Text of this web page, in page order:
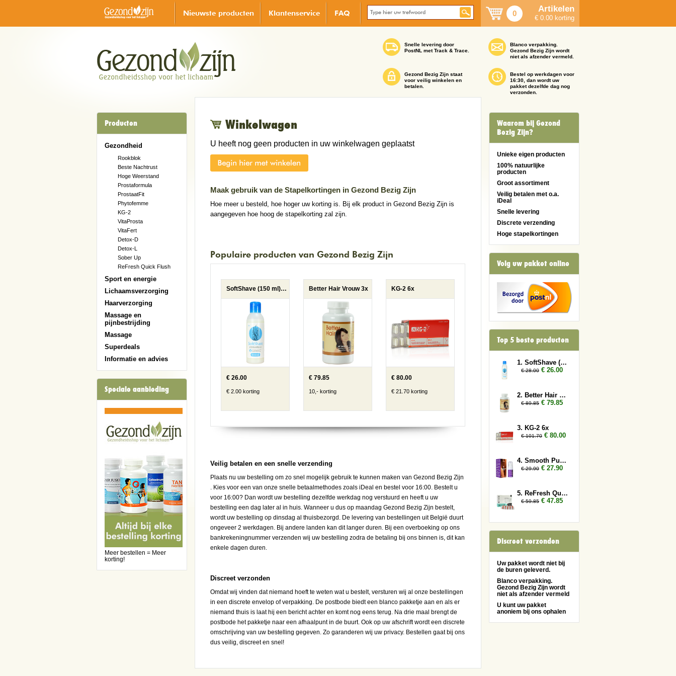
Nieuwste producten Klantenservice FAQ 0 Artikelen
€ 0.00 korting
Snelle levering door
PostNL met Track & Trace.
Gezond Bezig Zijn staat
voor veilig winkelen en
betalen.
Blanco verpakking.
Gezond Bezig Zijn wordt
niet als afzender vermeld.
Bestel op werkdagen voor
16:30, dan wordt uw
pakket dezelfde dag nog
verzonden.
Producten
Gezondheid
Rookblok
Beste Nachtrust
Hoge Weerstand
Prostaformula
ProstaatFit
Phytofemme
KG-2
VitaProsta
VitaFert
Detox-D
Detox-L
Sober Up
ReFresh Quick Flush
Sport en energie
Lichaamsverzorging
Haarverzorging
Massage en
pijnbestrijding
Massage
Superdeals
Informatie en advies
Speciale aanbieding
Meer bestellen = Meer
korting!
Winkelwagen
U heeft nog geen producten in uw winkelwagen geplaatst
Maak gebruik van de Stapelkortingen in Gezond Bezig Zijn
Hoe meer u besteld, hoe hoger uw korting is. Bij elk product in Gezond Bezig Zijn is
aangegeven hoe hoog de stapelkorting zal zijn.
Populaire producten van Gezond Bezig Zijn
SoftShave (150 ml) 2x
€ 26.00
€ 2.00 korting
Better Hair Vrouw 3x
€ 79.85
10,- korting
KG-2 6x
€ 80.00
€ 21.70 korting
Veilig betalen en een snelle verzending
Plaats nu uw bestelling om zo snel mogelijk gebruik te kunnen maken van Gezond Bezig Zijn
. Kies voor een van onze snelle betaalmethodes zoals iDeal en bestel voor 16:00. Bestelt u
voor 16:00? Dan wordt uw bestelling dezelfde werkdag nog verstuurd en heeft u uw
bestelling een dag later al in huis. Wanneer u dus op maandag Gezond Bezig Zijn bestelt,
wordt uw bestelling op dinsdag al thuisbezorgd. De levering van bestellingen uit België duurt
ongeveer 2 werkdagen. Bij andere landen kan dit langer duren. Bij een overboeking op ons
bankrekeningnummer verzenden wij uw bestelling zodra de betaling bij ons binnen is, dit kan
enkele dagen duren.
Discreet verzonden
Omdat wij vinden dat niemand hoeft te weten wat u bestelt, versturen wij al onze bestellingen
in een discrete envelop of verpakking. De postbode biedt een blanco pakketje aan en als er
niemand thuis is laat hij een bericht achter en komt nog eens terug. Na drie maal brengt de
postbode het pakketje naar een afhaalpunt in de buurt. Ook op uw afschrift wordt een discrete
omschrijving van uw bestelling gegeven. Zo garanderen wij uw privacy. Bestellen gaat bij ons
dus veilig, discreet en snel!
Waarom bij Gezond
Bezig Zijn?
Unieke eigen producten
100% natuurlijke
producten
Groot assortiment
Veilig betalen met o.a.
iDeal
Snelle levering
Discrete verzending
Hoge stapelkortingen
Volg uw pakket online
Top 5 beste producten
1. SoftShave (150 ml) 2x
€ 28.00 € 26.00
2. Better Hair Vrouw 3x
€ 89.85 € 79.85
3. KG-2 6x
€ 101.70 € 80.00
4. Smooth Pussy 2x
€ 29.90 € 27.90
5. ReFresh Quick Flush 3x
€ 59.85 € 47.85
Discreet verzonden
Uw pakket wordt niet bij
de buren geleverd.
Blanco verpakking.
Gezond Bezig Zijn wordt
niet als afzender vermeld
U kunt uw pakket
anoniem bij ons ophalen